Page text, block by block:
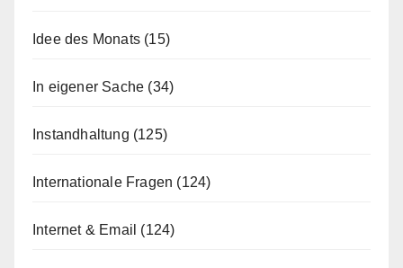
Idee des Monats (15)
In eigener Sache (34)
Instandhaltung (125)
Internationale Fragen (124)
Internet & Email (124)